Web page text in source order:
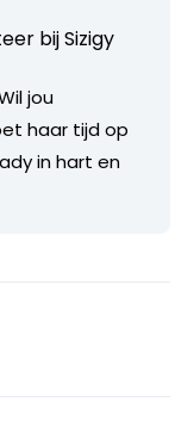
bijSizigy
jou
haar tijd op
in hart en